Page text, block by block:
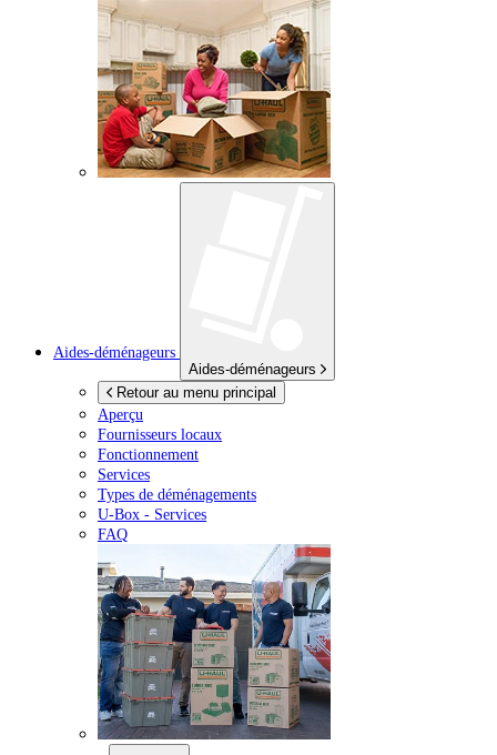
Aides-déménageurs
Aides-déménageurs
Retour au menu principal
Aperçu
Fournisseurs locaux
Fonctionnement
Services
Types de déménagements
U-Box - Services
FAQ